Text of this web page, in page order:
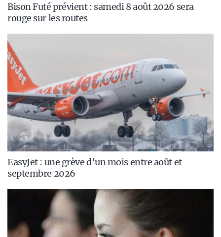
Bison Futé prévient : samedi 8 août 2026 sera
rouge sur les routes
EasyJet : une grève d’un mois entre août et
septembre 2026